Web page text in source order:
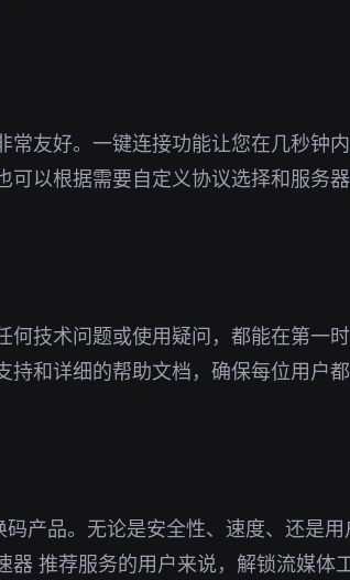
友好。一键连接功能让您在几秒钟
可以根据需要自定义协议选择和服务
技术问题或使用疑问，都能在第一
持和详细的帮助文档，确保每位用户
产品。无论是安全性、速度、还是用
推荐服务的用户来说，解锁流媒体